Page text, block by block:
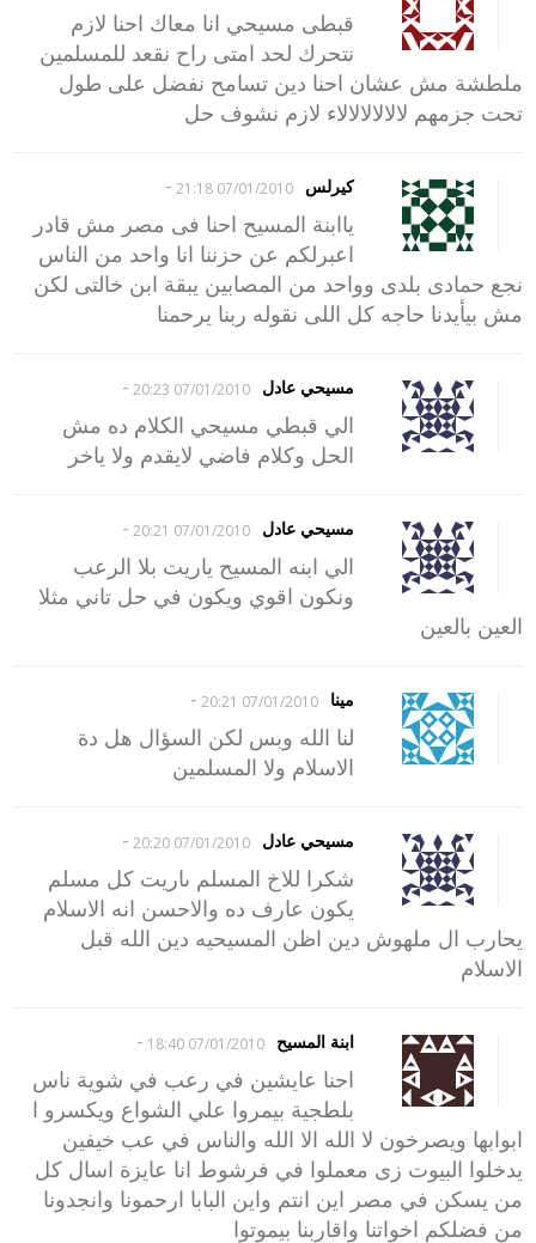
قبطى مسيحي انا معاك احنا لازم
نتحرك لحد امتى راح نقعد للمسلمين
ملطشة مش عشان احنا دين تسامح نفضل على طول
تحت جزمهم لالالالالالاء لازم نشوف حل
كيرلس 07/01/2010 21:18
-
ياابنة المسيح احنا فى مصر مش قادر
اعبرلكم عن حزننا انا واحد من الناس
نجع حمادى بلدى وواحد من المصابين يبقة ابن خالتى لكن
مش بيأيدنا حاجه كل اللى نقوله ربنا يرحمنا
مسيحي عادل 07/01/2010 20:23
-
الي قبطي مسيحي الكلام ده مش
الحل وكلام فاضي لايقدم ولا ياخر
مسيحي عادل 07/01/2010 20:21
-
الي ابنه المسيح ياريت بلا الرعب
ونكون اقوي ويكون في حل تاني مثلا
العين بالعين
مينا 07/01/2010 20:21
-
لنا الله وبس لكن السؤال هل دة
الاسلام ولا المسلمين
مسيحي عادل 07/01/2010 20:20
-
شكرا للاخ المسلم ىاريت كل مسلم
يكون عارف ده والاحسن انه الاسلام
يحارب ال ملهوش دين اظن المسيحيه دين الله قبل
الاسلام
ابنة المسيح 07/01/2010 18:40
-
احنا عايشين في رعب في شوية ناس
بلطجية بيمروا علي الشواع ويكسرو ا
ابوابها ويصرخون لا الله الا الله والناس في عب خيفين
يدخلوا البيوت زى معملوا في فرشوط انا عايزة اسال كل
من يسكن في مصر اين انتم واين البابا ارحمونا وانجدونا
من فضلكم اخواتنا واقاربنا بيموتوا